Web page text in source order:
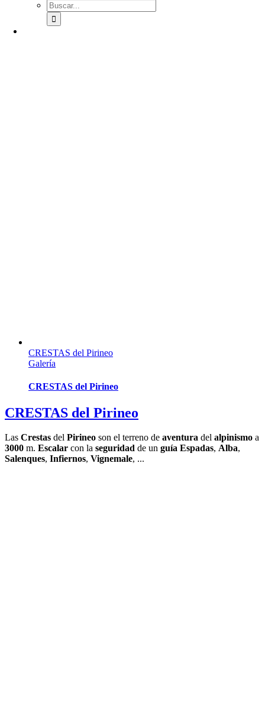
Buscar:
CRESTAS del Pirineo
Galería
CRESTAS del Pirineo
CRESTAS del Pirineo
Las Crestas del Pirineo son el terreno de aventura del alpinismo a
3000 m. Escalar con la seguridad de un guía Espadas, Alba,
Salenques, Infiernos, Vignemale, ...